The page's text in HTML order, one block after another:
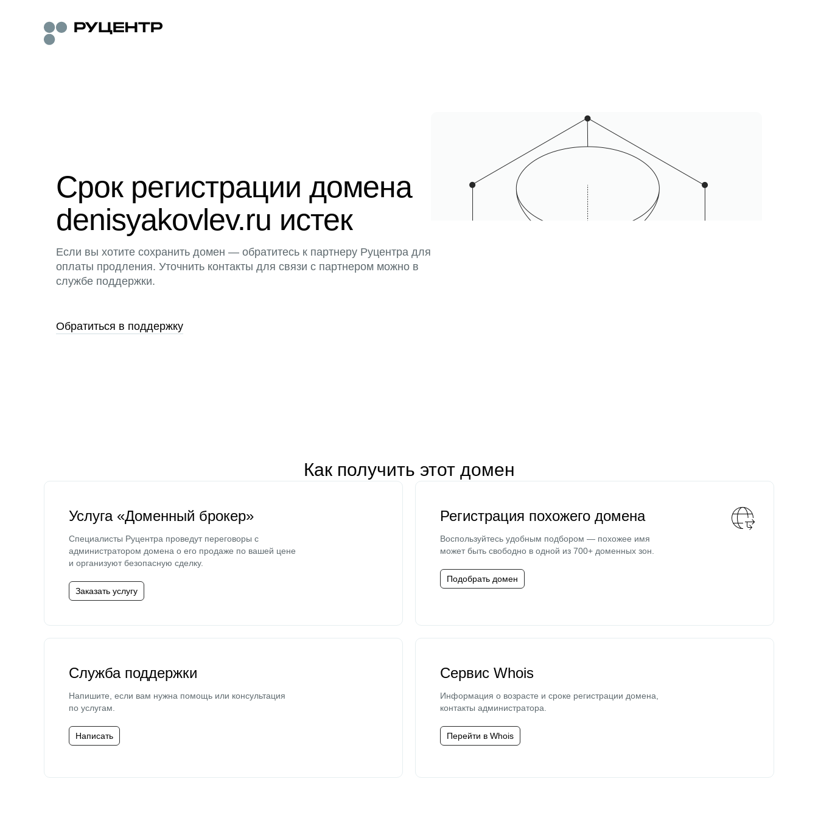
Срок регистрации домена
denisyakovlev.ru истек
Если вы хотите сохранить домен — обратитесь к партнеру Руцентра для
оплаты продления. Уточнить контакты для связи с партнером можно в
службе поддержки.
Обратиться в поддержку
Как получить этот домен
Услуга «Доменный брокер»
Специалисты Руцентра проведут переговоры с
администратором домена о его продаже по вашей цене
и организуют безопасную сделку.
Заказать услугу
Регистрация похожего домена
Воспользуйтесь удобным подбором — похожее имя
может быть свободно в одной из 700+ доменных зон.
Подобрать домен
Служба поддержки
Напишите, если вам нужна помощь или консультация
по услугам.
Написать
Сервис Whois
Информация о возрасте и сроке регистрации домена,
контакты администратора.
Перейти в Whois